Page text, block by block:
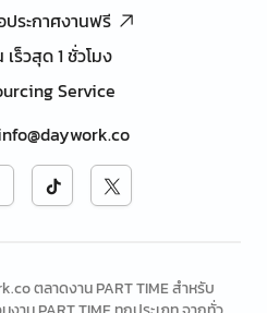
ประกาศงานฟรี
ร็วสุด 1 ชั่วโมง
Service
ตลาดงาน PART TIME สำหรับ